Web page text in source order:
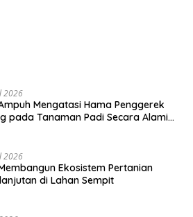
2026
Mengatasi Hama Penggerek
pada Tanaman Padi Secara Alami
2026
Ekosistem Pertanian
di Lahan Sempit